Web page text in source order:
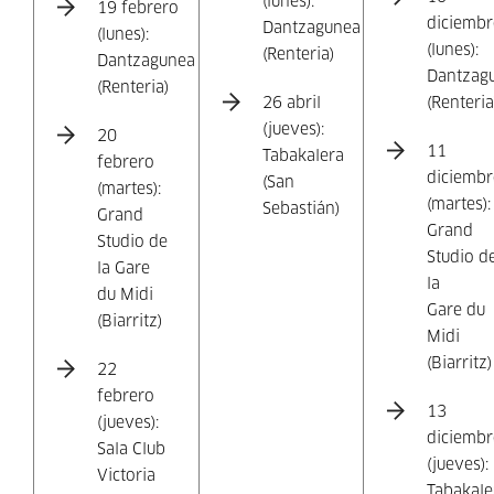
19 febrero
(lunes):
Dantzagunea
(Renteria)
20
febrero
(martes):
Grand
Studio de
la Gare
du Midi
(Biarritz)
22
febrero
(jueves):
Sala Club
Victoria
Dantzagunea
(Renteria)
26 abril
(jueves):
Tabakalera
(San
Sebastián)
(lunes):
11
(martes):
Grand
Studio
la
Gare du
Midi
(Biarritz)
13
(jueves):